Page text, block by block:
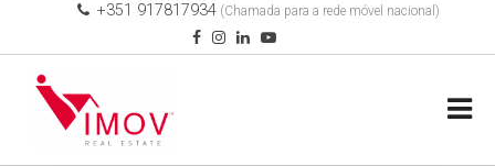
+351 917817934 (Chamada para a rede móvel nacional)